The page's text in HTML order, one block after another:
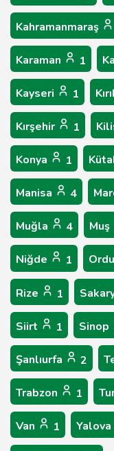
Kahramanmaraş
Karaman 1
Kayseri 1
Kırşehir 1
Konya 1
Manisa 4
Muğla 4 Muş
Niğde 1 Ordu
Rize 1
Siirt 1 Sinop
Şanlıurfa 2
Trabzon 1
Van 1 Yalova